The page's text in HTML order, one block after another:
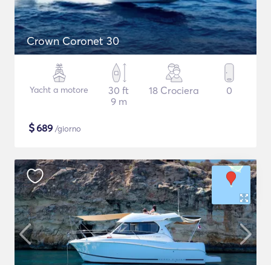
Crown Coronet 30
Yacht a motore
30 ft
9 m
18 Crociera 0
$689 /giorno